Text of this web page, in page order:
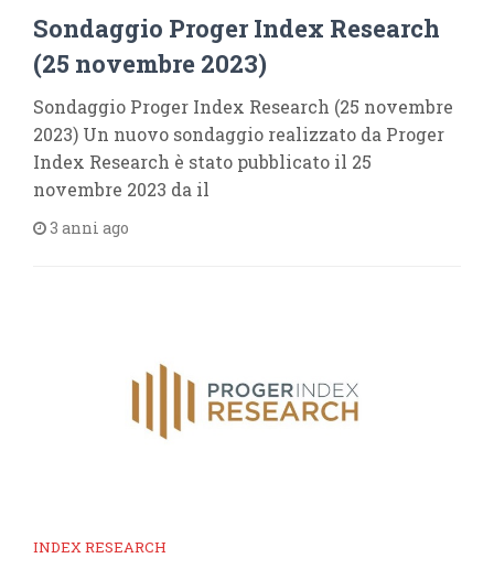
Sondaggio Proger Index Research
(25 novembre 2023)
Sondaggio Proger Index Research (25 novembre
2023) Un nuovo sondaggio realizzato da Proger
Index Research è stato pubblicato il 25
novembre 2023 da il
3 anni ago
INDEX RESEARCH